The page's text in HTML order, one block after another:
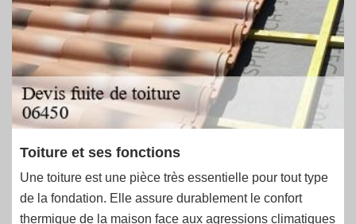
Toiture et ses fonctions
Une toiture est une pièce très essentielle pour tout type
de la fondation. Elle assure durablement le confort
thermique de la maison face aux agressions climatiques